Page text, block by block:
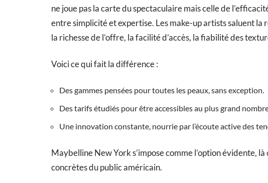
ne joue pas la carte du spectaculaire mais celle de
entre simplicité et expertise. Les make-up artists saluent
la richesse de l’offre, la facilité d’accès, la fiabilité des
Voici ce qui fait la différence :
Des gammes pensées pour toutes les peaux, sans exception.
Des tarifs étudiés pour être accessibles au plus grand
Une innovation constante, nourrie par l’écoute active des
Maybelline New York s’impose comme l’option évidente,
concrètes du public américain.